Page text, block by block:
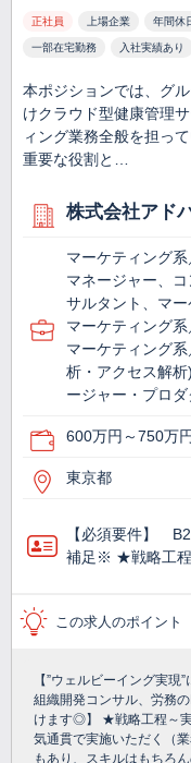
正社員 上場企業 年間休
一部在宅勤務 入社実績あり
本ポジションでは、グ
けクラウド型健康管理
ィング業務全般を担っ
重要な役割と…
株式会社アド
マーケティング
マネージャー、
サルタント、マー
マーケティング系
マーケティング
析・アクセス解
ージャー・プロ
600万円～750万円
東京都
【必須要件】
補足※ ★戦略工程
この求人のポイント
【”ウェルビーイング実
組織開発コンサル、労務
けます◎】 ★戦略工程～
気通貫で実施いただく（
もあり、スキルはもちろ